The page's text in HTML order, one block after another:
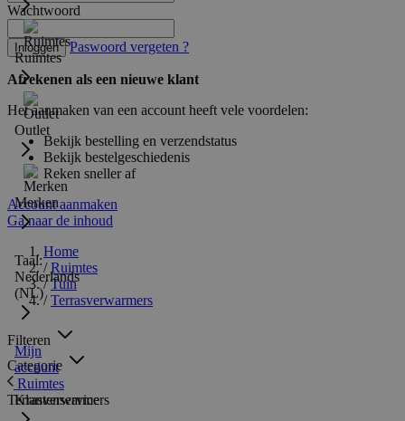
Ruimtes
Outlet
Merken
Taal:
Nederlands
(NL)
Mijn
account
Klantenservice
Wachtwoord
Inloggen Paswoord vergeten ?
Afrekenen als een nieuwe klant
Het aanmaken van een account heeft vele voordelen:
Bekijk bestelling en verzendstatus
Bekijk bestelgeschiedenis
Reken sneller af
Account aanmaken
Ga naar de inhoud
Home
/ Ruimtes
/ Tuin
/ Terrasverwarmers
Filteren
Categorie
Ruimtes
Terrasverwarmers